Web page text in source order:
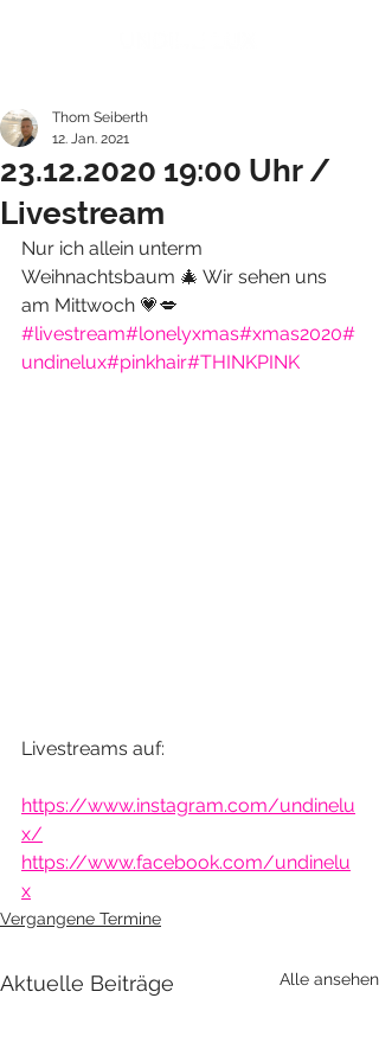
23.12.2020 19:00 Uhr /
Livestream
Thom Seiberth
12. Jan. 2021
Nur ich allein unterm
Weihnachtsbaum 🎄 Wir sehen uns
am Mittwoch 💗💋
#livestream#lonelyxmas#xmas2020#
undinelux#pinkhair#THINKPINK
Livestreams auf:
https://www.instagram.com/undinelu
x/
https://www.facebook.com/undinelu
x
Vergangene Termine
Aktuelle Beiträge Alle ansehen